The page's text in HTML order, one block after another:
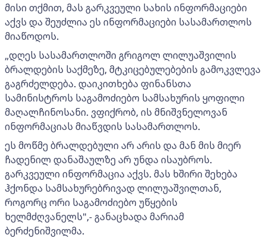
მისი თქმით, მას გარკვეული სახის ინფორმაციები
აქვს და შეუძლია ეს ინფორმაციები სასამართლოს
მიაწოდოს.
„დღეს სასამართლოში გრიგოლ ლილუაშვილის
ბრალდების საქმეზე, მტკიცებულებების გამოკვლევა
გაგრძელდება. დაიკითხება ფინანსთა
სამინისტროს საგამოძიებო სამსახურის ყოფილი
მაღალჩინოსანი. ვფიქრობ, ის მნიშვნელოვან
ინფორმაციას მიაწვდის სასამართლოს.
ეს მოწმე ბრალდებული არ არის და მან მის მიერ
ჩადენილ დანაშაულზე არ უნდა ისაუბროს.
გარკვეული ინფორმაცია აქვს. მას ხშირი შეხება
ჰქონდა სამსახურებრივად ლილუაშვილთან,
როგორც ორი საგამოძიებო უწყების
ხელმძღვანელს",- განაცხადა მარიამ
ბერძენიშვილმა.